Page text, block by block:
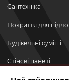
Сантехніка
Покриття для
Будівельні суміші
Стінові панелі